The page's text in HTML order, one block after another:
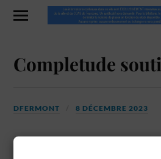
Completude
DFERMONT 8 DÉCEMBRE 2023